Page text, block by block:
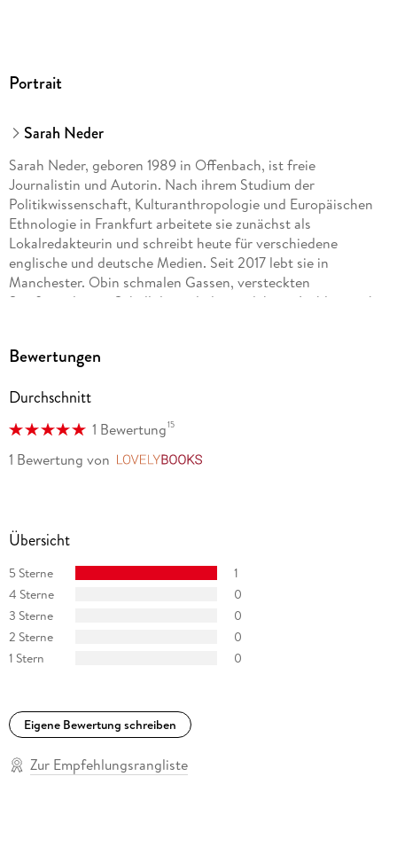
Portrait
Sarah Neder
Sarah Neder, geboren 1989 in Offenbach, ist freie
Journalistin und Autorin. Nach ihrem Studium der
Politikwissenschaft, Kulturanthropologie und Europäischen
Ethnologie in Frankfurt arbeitete sie zunächst als
Lokalredakteurin und schreibt heute für verschiedene
englische und deutsche Medien. Seit 2017 lebt sie in
Manchester. Obin schmalen Gassen, versteckten
Straßengalerien, Schallplattenläden und ihrem Lieblingspub,
Bewertungen
Durchschnitt
1 Bewertung15
1 Bewertung von
Übersicht
5 Sterne
1
4 Sterne
0
3 Sterne
0
2 Sterne
0
1 Stern
0
Eigene Bewertung schreiben
Zur Empfehlungsrangliste